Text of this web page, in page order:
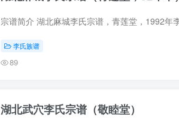
李氏族谱
89
湖北武穴李氏宗谱（敬睦堂）